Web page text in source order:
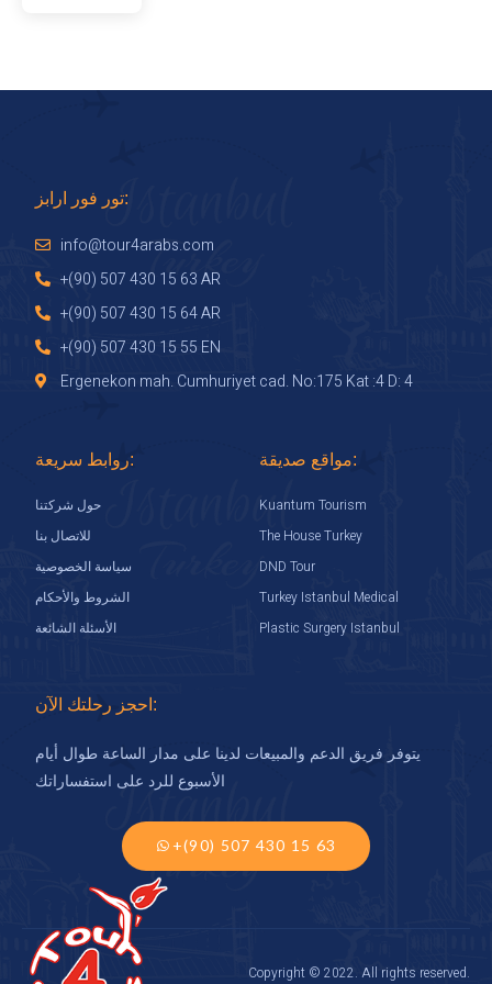
تور فور ارابز:
info@tour4arabs.com
+(90) 507 430 15 63 AR
+(90) 507 430 15 64 AR
+(90) 507 430 15 55 EN
Ergenekon mah. Cumhuriyet cad. No:175 Kat :4 D: 4
روابط سريعة:
حول شركتنا
للاتصال بنا
سياسة الخصوصية
الشروط والأحكام
الأسئلة الشائعة
مواقع صديقة:
Kuantum Tourism
The House Turkey
DND Tour
Turkey Istanbul Medical
Plastic Surgery Istanbul
احجز رحلتك الآن:
يتوفر فريق الدعم والمبيعات لدينا على مدار الساعة طوال أيام
الأسبوع للرد على استفساراتك
+(90) 507 430 15 63
Copyright © 2022. All rights reserved.